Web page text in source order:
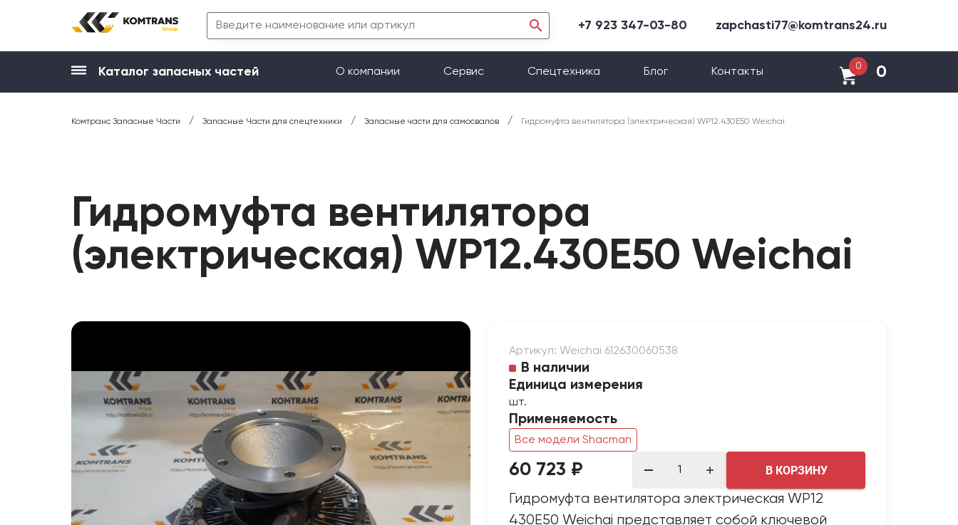
+7 923 347-03-80 zapchasti77@komtrans24.ru
Каталог запасных частей О компании Сервис Спецтехника Блог Контакты
0 0
Комтранс Запасные Части / Запасные Части для спецтехники / Запасные части для самосвалов / Гидромуфта вентилятора (электрическая) WP12.430E50 Weichai
Гидромуфта вентилятора
(электрическая) WP12.430E50 Weichai
Артикул: Weichai 612630060538
В наличии
Единица измерения
шт.
Применяемость
Все модели Shacman
60 723 ₽ В КОРЗИНУ
Гидромуфта вентилятора электрическая WP12
430E50 Weichai представляет собой ключевой